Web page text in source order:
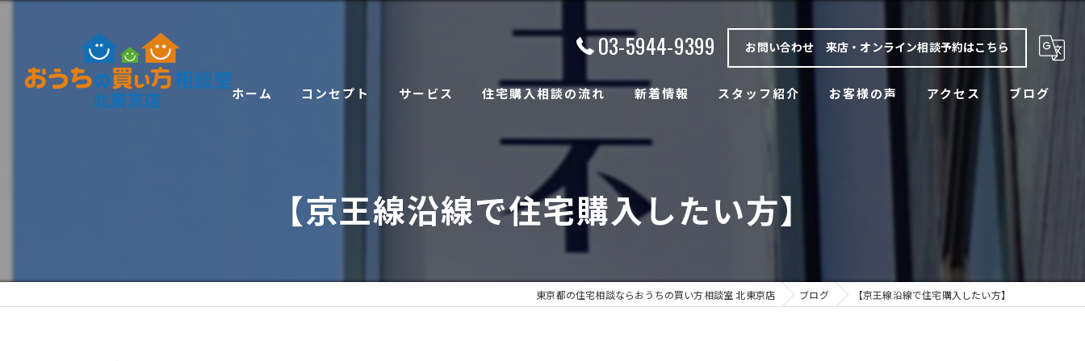
03-5944-9399 お問い合わせ 来店・オンライン相談予約はこちら
ホーム コンセプト サービス 住宅購入相談の流れ 新着情報 スタッフ紹介 お客様の声 アクセス ブログ
【京王線沿線で住宅購入したい方】
東京都の住宅相談ならおうちの買い方相談室 北東京店 ブログ 【京王線沿線で住宅購入したい方】